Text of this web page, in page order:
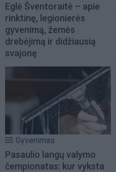
Eglė Šventoraitė – apie
rinktinę, legionierės
gyvenimą, žemės
drebėjimą ir didžiausią
svajonę
Gyvenimas
Pasaulio langų valymo
čempionatas: kur vyksta